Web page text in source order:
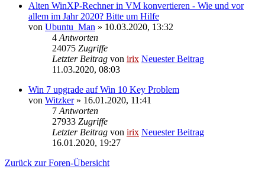
Alten WinXP-Rechner in VM konvertieren - Wie und vor
allem im Jahr 2020? Bitte um Hilfe
von Ubuntu_Man » 10.03.2020, 13:32
4 Antworten
24075 Zugriffe
Letzter Beitrag von irix Neuester Beitrag
11.03.2020, 08:03
Win 7 upgrade auf Win 10 Key Problem
von Witzker» 16.01.2020, 11:41
7 Antworten
27933 Zugriffe
Letzter Beitrag von irix Neuester Beitrag
16.01.2020, 19:27
Zurück zur Foren-Übersicht